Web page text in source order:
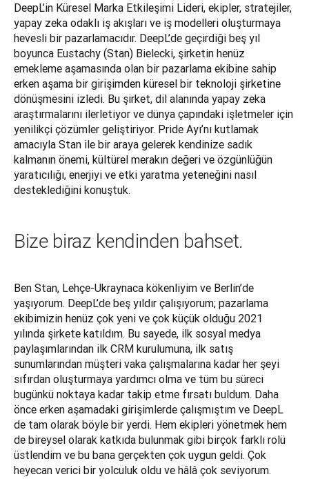
DeepL’in Küresel Marka Etkileşimi Lideri, ekipler, stratejiler,
yapay zeka odaklı iş akışları ve iş modelleri oluşturmaya
hevesli bir pazarlamacıdır. DeepL’de geçirdiği beş yıl
boyunca Eustachy (Stan) Bielecki, şirketin henüz
emekleme aşamasında olan bir pazarlama ekibine sahip
erken aşama bir girişimden küresel bir teknoloji şirketine
dönüşmesini izledi. Bu şirket, dil alanında yapay zeka
araştırmalarını ilerletiyor ve dünya çapındaki işletmeler için
yenilikçi çözümler geliştiriyor. Pride Ayı’nı kutlamak
amacıyla Stan ile bir araya gelerek kendinize sadık
kalmanın önemi, kültürel merakın değeri ve özgünlüğün
yaratıcılığı, enerjiyi ve etki yaratma yeteneğini nasıl
desteklediğini konuştuk.
Bize biraz kendinden bahset.
Ben Stan, Lehçe-Ukraynaca kökenliyim ve Berlin’de
yaşıyorum. DeepL’de beş yıldır çalışıyorum; pazarlama
ekibimizin henüz çok yeni ve çok küçük olduğu 2021
yılında şirkete katıldım. Bu sayede, ilk sosyal medya
paylaşımlarından ilk CRM kurulumuna, ilk satış
sunumlarından müşteri vaka çalışmalarına kadar her şeyi
sıfırdan oluşturmaya yardımcı olma ve tüm bu süreci
bugünkü noktaya kadar takip etme fırsatı buldum. Daha
önce erken aşamadaki girişimlerde çalışmıştım ve DeepL
de tam olarak böyle bir yerdi. Hem ekipleri yönetmek hem
de bireysel olarak katkıda bulunmak gibi birçok farklı rolü
üstlendim ve bu bana gerçekten çok uygun geldi. Çok
heyecan verici bir yolculuk oldu ve hâlâ çok seviyorum.